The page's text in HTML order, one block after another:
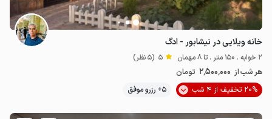
خانه ویلایی در نیشابور - ادگ
2 خوابه . 150 متر . تا 8 مهمان 5 (5 نظر)
هر شب از 2٬500٬000 تومان
20% تخفیف از 4 شب
5+ رزرو موفق